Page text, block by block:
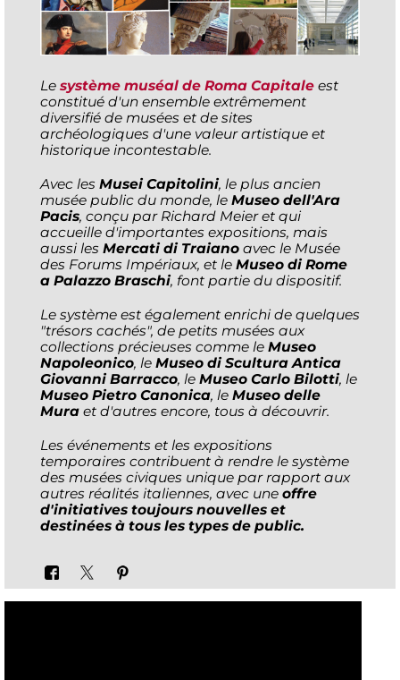
Le système muséal de Roma Capitale est
constitué d'un ensemble extrêmement
diversifié de musées et de sites
archéologiques d'une valeur artistique et
historique incontestable.
Avec les Musei Capitolini, le plus ancien
musée public du monde, le Museo dell'Ara
Pacis, conçu par Richard Meier et qui
accueille d'importantes expositions, mais
aussi les Mercati di Traiano avec le Musée
des Forums Impériaux, et le Museo di Rome
a Palazzo Braschi, font partie du dispositif.
Le système est également enrichi de quelques
"trésors cachés", de petits musées aux
collections précieuses comme le Museo
Napoleonico, le Museo di Scultura Antica
Giovanni Barracco, le Museo Carlo Bilotti, le
Museo Pietro Canonica, le Museo delle
Mura et d'autres encore, tous à découvrir.
Les événements et les expositions
temporaires contribuent à rendre le système
des musées civiques unique par rapport aux
autres réalités italiennes, avec une offre
d'initiatives toujours nouvelles et
destinées à tous les types de public.